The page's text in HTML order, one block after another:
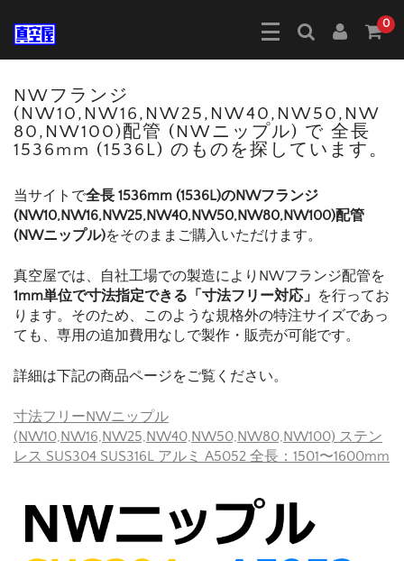
0
NWフランジ
(NW10,NW16,NW25,NW40,NW50,NW
80,NW100)配管 (NWニップル) で 全長
1536mm (1536L) のものを探しています。
当サイトで全長 1536mm (1536L)のNWフランジ
(NW10,NW16,NW25,NW40,NW50,NW80,NW100)配管
(NWニップル)をそのままご購入いただけます。
真空屋では、自社工場での製造によりNWフランジ配管を
1mm単位で寸法指定できる「寸法フリー対応」 を行ってお
ります。そのため、このような規格外の特注サイズであっ
ても、専用の追加費用なしで製作・販売が可能です。
詳細は下記の商品ページをご覧ください。
寸法フリーNWニップル
(NW10,NW16,NW25,NW40,NW50,NW80,NW100) ステン
レス SUS304 SUS316L アルミ A5052 全長：1501〜1600mm